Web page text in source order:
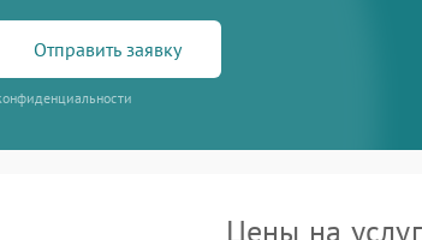
Отправить заявку
Цены на